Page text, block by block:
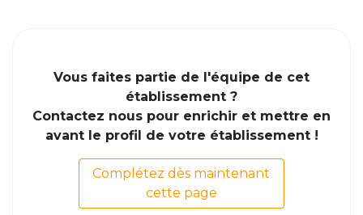
Vous faites partie de l'équipe de cet
établissement ?
Contactez nous pour enrichir et mettre en
avant le profil de votre établissement !
Complétez dès maintenant
cette page